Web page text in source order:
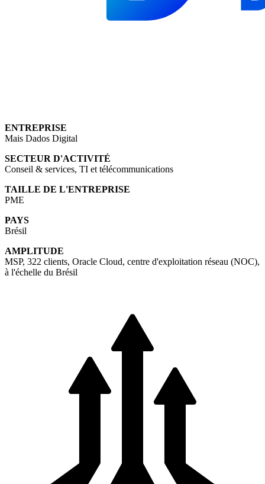
ENTREPRISE
Mais Dados Digital
SECTEUR D'ACTIVITÉ
Conseil & services, TI et télécommunications
TAILLE DE L'ENTREPRISE
PME
PAYS
Brésil
AMPLITUDE
MSP, 322 clients, Oracle Cloud, centre d'exploitation réseau (NOC),
à l'échelle du Brésil